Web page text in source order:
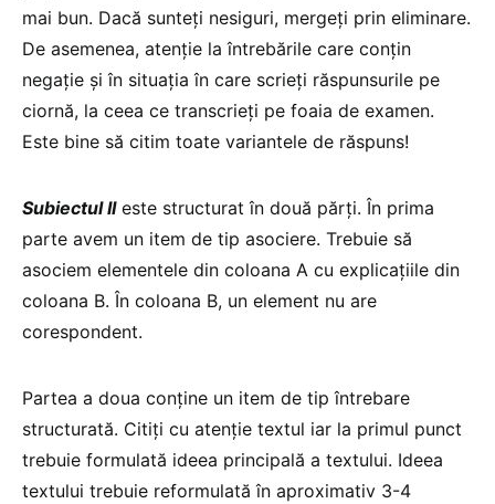
mai bun. Dacă sunteți nesiguri, mergeți prin eliminare.
De asemenea, atenție la întrebările care conțin
negație și în situația în care scrieți răspunsurile pe
ciornă, la ceea ce transcrieți pe foaia de examen.
Este bine să citim toate variantele de răspuns!
Subiectul IIeste structurat în două părți. În prima
parte avem un item de tip asociere. Trebuie să
asociem elementele din coloana A cu explicațiile din
coloana B. În coloana B, un element nu are
corespondent.
Partea a doua conține un item de tip întrebare
structurată. Citiți cu atenție textul iar la primul punct
trebuie formulată ideea principală a textului. Ideea
textului trebuie reformulată în aproximativ 3-4